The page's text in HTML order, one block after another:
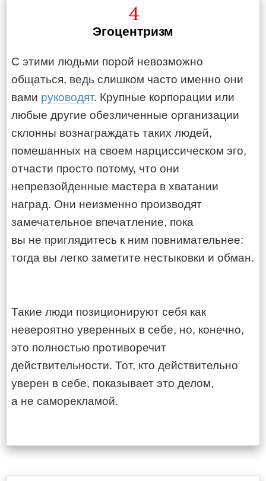
4
Эгоцентризм
С этими людьми порой невозможно
общаться, ведь слишком часто именно они
вами руководят. Крупные корпорации или
любые другие обезличенные организации
склонны вознаграждать таких людей,
помешанных на своем нарциссическом эго,
отчасти просто потому, что они
непревзойденные мастера в хватании
наград. Они неизменно производят
замечательное впечатление, пока
вы не приглядитесь к ним повнимательнее:
тогда вы легко заметите нестыковки и обман.
Такие люди позиционируют себя как
невероятно уверенных в себе, но, конечно,
это полностью противоречит
действительности. Тот, кто действительно
уверен в себе, показывает это делом,
а не саморекламой.